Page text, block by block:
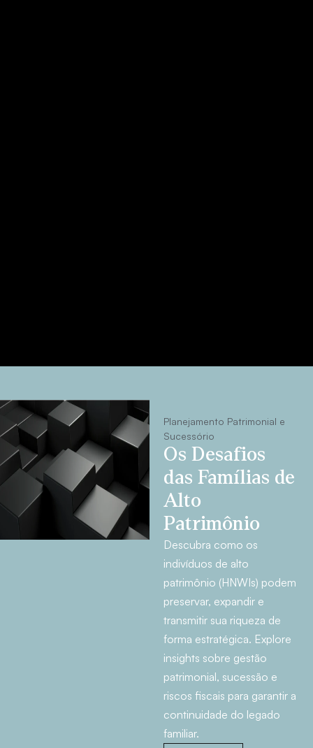
Planejamento Patrimonial e
Sucessório
Os Desafios
das Famílias de
Alto
Patrimônio
Descubra como os
indivíduos de alto
patrimônio (HNWIs) podem
preservar, expandir e
transmitir sua riqueza de
forma estratégica. Explore
insights sobre gestão
patrimonial, sucessão e
riscos fiscais para garantir a
continuidade do legado
familiar.